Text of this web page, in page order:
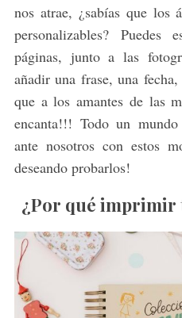
nos atrae, ¿sabías que los
personalizables?
páginas, junto a las
añadir una frase, una
que a los amantes de las
encanta!!! Todo un
ante nosotros con estos
deseando probarlos!
¿Por qué imprimir